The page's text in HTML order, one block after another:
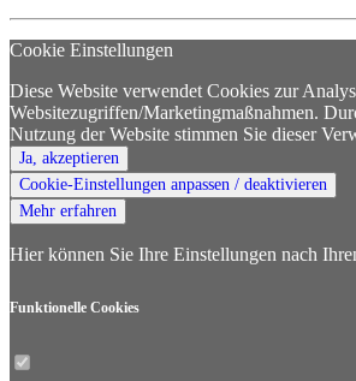
Cookie Einstellungen
Diese Website verwendet Cookies zur
Websitezugriffen/Marketingmaßnahmen.
Nutzung der Website stimmen Sie dieser
Ja, akzeptieren
Cookie-Einstellungen anpassen / deaktivieren
Mehr erfahren
Hier können Sie Ihre Einstellungen nach
Funktionelle Cookies